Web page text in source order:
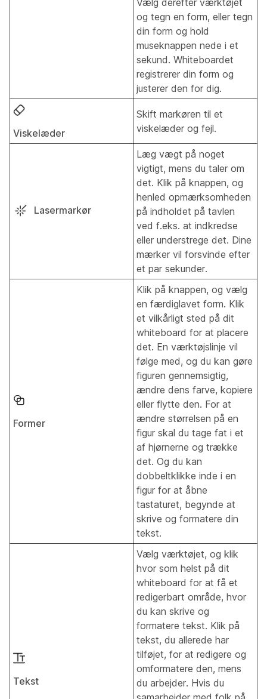
og tegn en form, eller tegn
din form og hold
museknappen nede i et
sekund. Whiteboardet
registrerer din form og
justerer den for dig.
Viskelæder
Skift markøren til et
viskelæder og fejl.
Lasermarkør
Læg vægt på noget
vigtigt, mens du taler om
det. Klik på knappen, og
henled opmærksomheden
på indholdet på tavlen
ved f.eks. at indkredse
eller understrege det. Dine
mærker vil forsvinde efter
et par sekunder.
Former
Klik på knappen, og vælg
en færdiglavet form. Klik
et vilkårligt sted på dit
whiteboard for at placere
det. En værktøjslinje vil
følge med, og du kan gøre
figuren gennemsigtig,
ændre dens farve, kopiere
eller flytte den. For at
ændre størrelsen på en
figur skal du tage fat i et
af hjørnerne og trække
det. Og du kan
dobbeltklikke inde i en
figur for at åbne
tastaturet, begynde at
skrive og formatere din
tekst.
Tekst
Vælg værktøjet, og klik
hvor som helst på dit
whiteboard for at få et
redigerbart område, hvor
du kan skrive og
formatere tekst. Klik på
tekst, du allerede har
tilføjet, for at redigere og
omformatere den, mens
du arbejder. Hvis du